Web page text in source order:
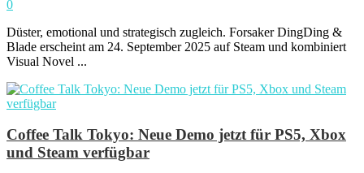
0
Düster, emotional und strategisch zugleich. Forsaker DingDing &
Blade erscheint am 24. September 2025 auf Steam und kombiniert
Visual Novel ...
Coffee Talk Tokyo: Neue Demo jetzt für PS5, Xbox
und Steam verfügbar